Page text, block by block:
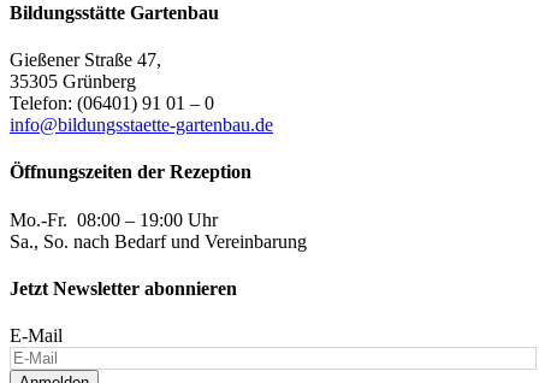
Bildungsstätte Gartenbau
Gießener Straße 47,
35305 Grünberg
Telefon: (06401) 91 01 – 0
info@bildungsstaette-gartenbau.de
Öffnungszeiten der Rezeption
Mo.-Fr. 08:00 – 19:00 Uhr
Sa., So. nach Bedarf und Vereinbarung
Jetzt Newsletter abonnieren
E-Mail